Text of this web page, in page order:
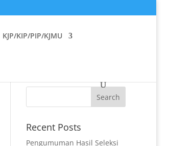
KJP/KIP/PIP/KJMU
Recent Posts
Pengumuman Hasil Seleksi